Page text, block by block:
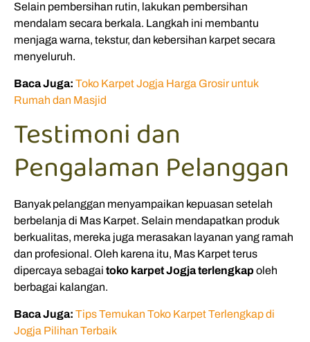
Selain pembersihan rutin, lakukan pembersihan
mendalam secara berkala. Langkah ini membantu
menjaga warna, tekstur, dan kebersihan karpet secara
menyeluruh.
Baca Juga: Toko Karpet Jogja Harga Grosir untuk
Rumah dan Masjid
Testimoni dan
Pengalaman Pelanggan
Banyak pelanggan menyampaikan kepuasan setelah
berbelanja di Mas Karpet. Selain mendapatkan produk
berkualitas, mereka juga merasakan layanan yang ramah
dan profesional. Oleh karena itu, Mas Karpet terus
dipercaya sebagai toko karpet Jogja terlengkapoleh
berbagai kalangan.
Baca Juga: Tips Temukan Toko Karpet Terlengkap di
Jogja Pilihan Terbaik